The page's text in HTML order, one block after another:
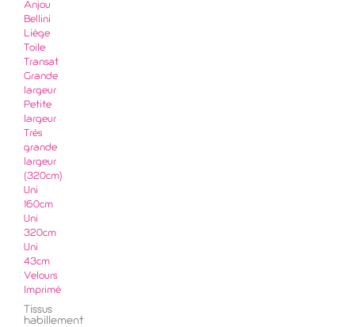
Anjou
Bellini
Liège
Toile
Transat
Grande
largeur
Petite
largeur
Très
grande
largeur
(320cm)
Uni
160cm
Uni
320cm
Uni
43cm
Velours
Imprimé
Tissus
habillement